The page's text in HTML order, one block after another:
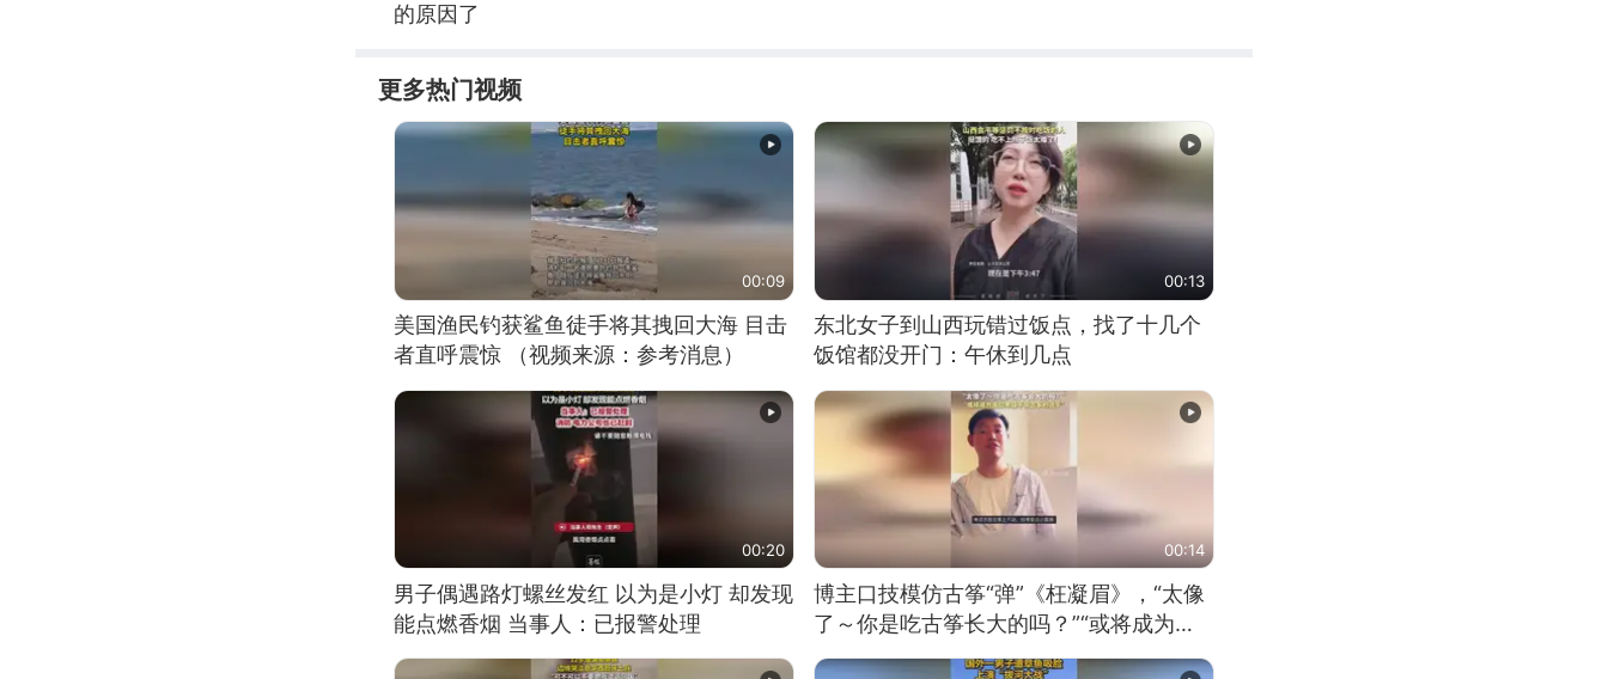
的原因了
更多热门视频
00:09
美国渔民钓获鲨鱼徒手将其拽回大海 目击
者直呼震惊 （视频来源：参考消息）
00:13
东北女子到山西玩错过饭点，找了十几个
饭馆都没开门：午休到几点
00:20
男子偶遇路灯螺丝发红 以为是小灯 却发现
能点燃香烟 当事人：已报警处理
00:14
博主口技模仿古筝“弹”《枉凝眉》，“太像
了～你是吃古筝长大的吗？”“或将成为首
位考级不带古筝的选手。”（来源：新华每